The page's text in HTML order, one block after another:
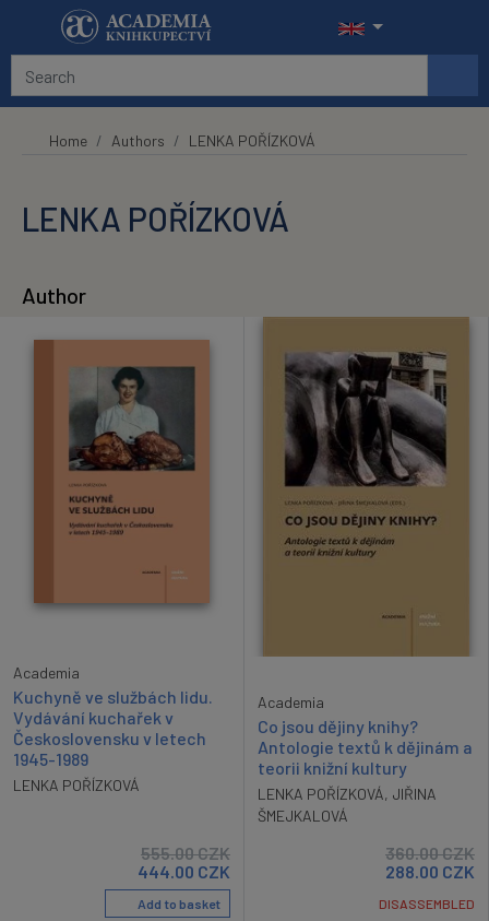
Skip to main content
Home Authors LENKA POŘÍZKOVÁ
LENKA POŘÍZKOVÁ
Author
Academia
Kuchyně ve službách lidu.
Vydávání kuchařek v
Československu v letech
1945-1989
LENKA POŘÍZKOVÁ
555.00CZK
444.00 CZK
Add to basket
Academia
Co jsou dějiny knihy?
Antologie textů k dějinám a
teorii knižní kultury
LENKA POŘÍZKOVÁ, JIŘINA
ŠMEJKALOVÁ
360.00CZK
288.00 CZK
DISASSEMBLED